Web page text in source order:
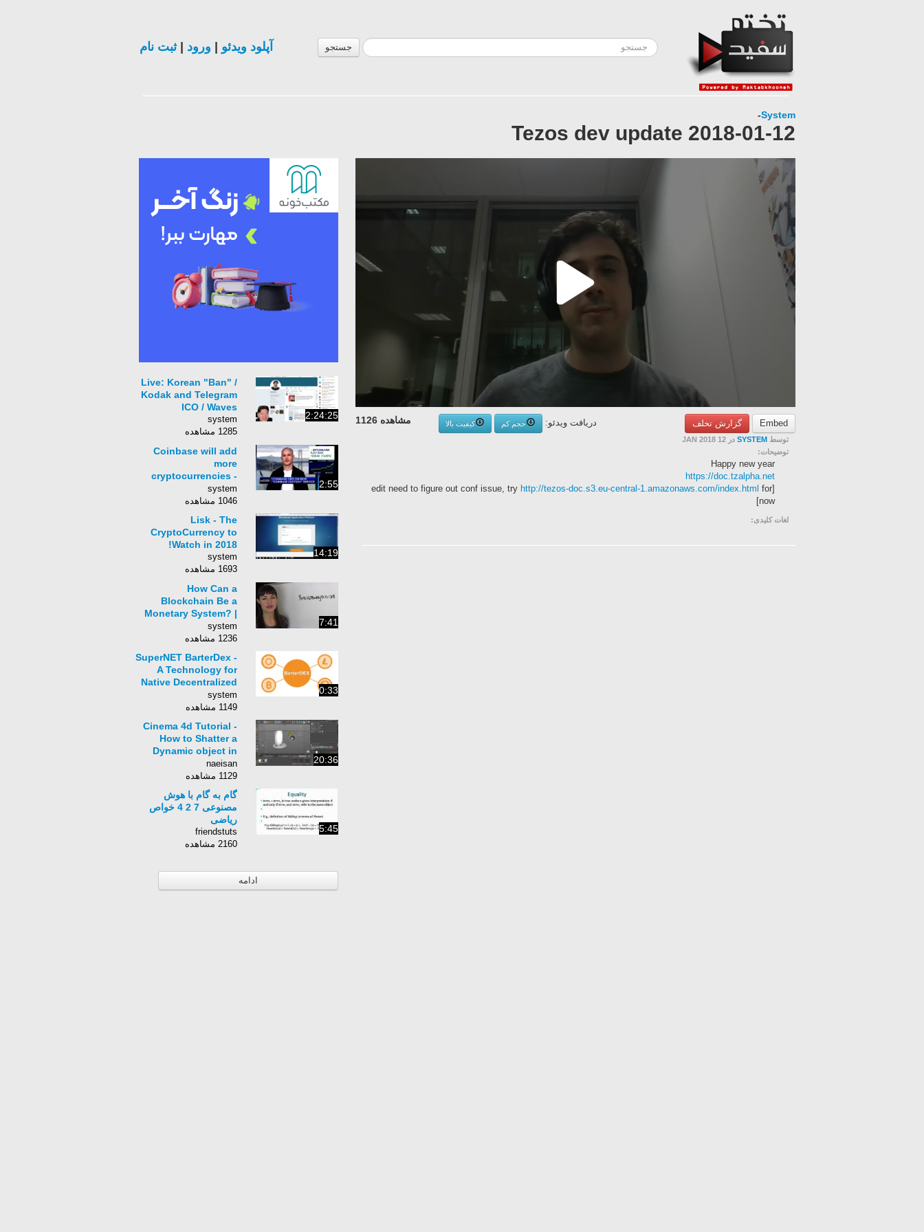
جستجو آپلود ویدئو ورود |ثبت نام
System
-
Tezos dev update 2018-01-12
Embed گزارش تخلف مشاهده 1126 دریافت ویدئو: حجم کم
کیفیت بالا
توسط SYSTEM در 12 JAN 2018
توضیحات:
Happy new year
https://doc.tzalpha.net
[edit need to figure out conf issue, try
http://tezos-doc.s3.eu-central-1.amazonaws.com/index.html for
now]
لغات کلیدی:
2:24:25
Live: Korean "Ban" /
Kodak and Telegram
ICO / Waves
system
1285 مشاهده
2:55
Coinbase will add
more
cryptocurrencies -
CEO Brian Armstrong
system
1046 مشاهده
14:19
Lisk - The
CryptoCurrency to
Watch in 2018!
system
1693 مشاهده
7:41
How Can a
Blockchain Be a
Monetary System? |
DASH School #3
system
1236 مشاهده
0:33
SuperNET BarterDex -
A Technology for
Native Decentralized
Exchanges
system
1149 مشاهده
20:36
Cinema 4d Tutorial -
How to Shatter a
Dynamic object in
Cinema 4d
naeisan
1129 مشاهده
5:45
گام به گام با هوش
مصنوعی 7 2 4 خواص
ریاضی
friendstuts
2160 مشاهده
ادامه